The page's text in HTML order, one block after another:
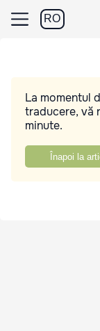
RO
La momentul
traducere, vă
minute.
Înapoi la